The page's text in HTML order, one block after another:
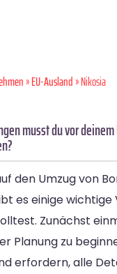
»EU-Ausland» Nikosia
musst du vor
den Umzug von
es einige wichtige
Zunächst
Planung zu
erfordern, alle